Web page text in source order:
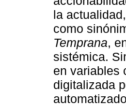
la
como
Temprana,
sistémica.
en variables
digitalizada